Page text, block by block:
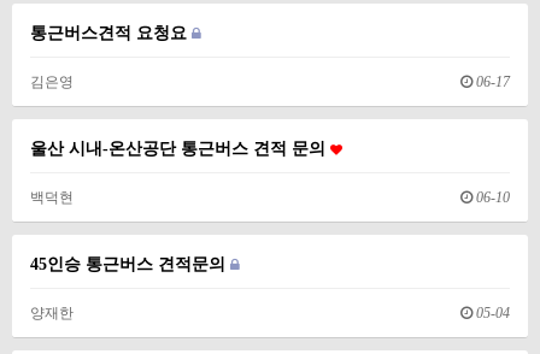
통근버스견적 요청요
김은영 06-17
울산 시내-온산공단 통근버스 견적 문의
백덕현 06-10
45인승 통근버스 견적문의
양재한 05-04